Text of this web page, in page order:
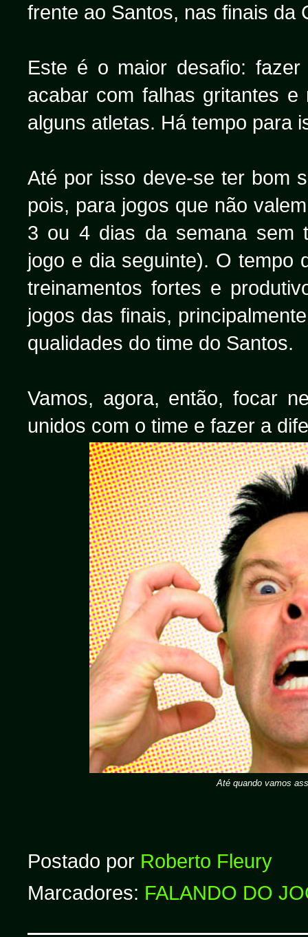
frente ao Santos, nas finais da
Este é o maior desafio:
acabar com falhas gritantes e
alguns atletas. Há tempo para
Até por isso deve-se ter bom
pois, para jogos que não
3 ou 4 dias da semana sem
jogo e dia seguinte). O tempo
treinamentos fortes e
jogos das finais,
qualidades do time do Santos.
Vamos, agora, então, focar
unidos com o time e fazer a
Até quando vamos
Postado por Roberto Fleury
Marcadores: FALANDO DO